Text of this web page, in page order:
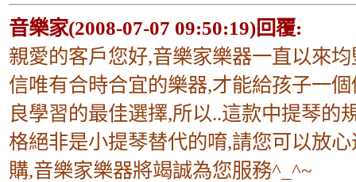
音樂家(2008-07-07 09:50:19)回覆:
親愛的客戶您好,音樂家樂器一直以來均
信唯有合時合宜的樂器,才能給孩子一個
良學習的最佳選擇,所以..這款中提琴的
格絕非是小提琴替代的唷,請您可以放心
購,音樂家樂器將竭誠為您服務^_^~